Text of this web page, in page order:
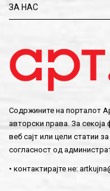
ЗА НАС
Содржините на порталот
авторски права. За
веб сајт или цели статии
согласност од
• контактирајте не: